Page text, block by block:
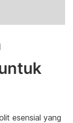
esensial yang